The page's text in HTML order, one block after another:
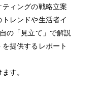
ィングの戦略立案
レンドや生活者イ
の「見立て」で解説
提供するレポート
す。